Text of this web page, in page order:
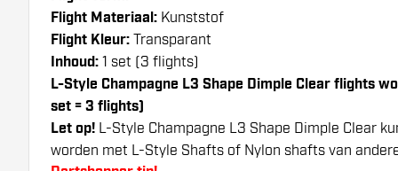
Flight Materiaal: Kunststof
Flight Kleur: Transparant
Inhoud: 1 set (3 flights)
L-Style Champagne L3 Shape Dimple Clear flights
set = 3 flights)
Let op! L-Style Champagne L3 Shape Dimple Clear
worden met L-Style Shafts of Nylon shafts van